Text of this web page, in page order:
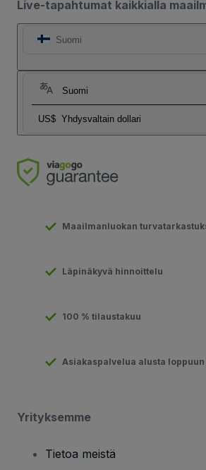
Live-tapahtumat kaikkialla
Suomi
Suomi
US$ Yhdysvaltain dollari
Maailmanluokan
Läpinäkyvä hinnoittelu
100 % tilaustakuu
Asiakaspalvelua alusta loppuun
Yrityksemme
Tietoa meistä